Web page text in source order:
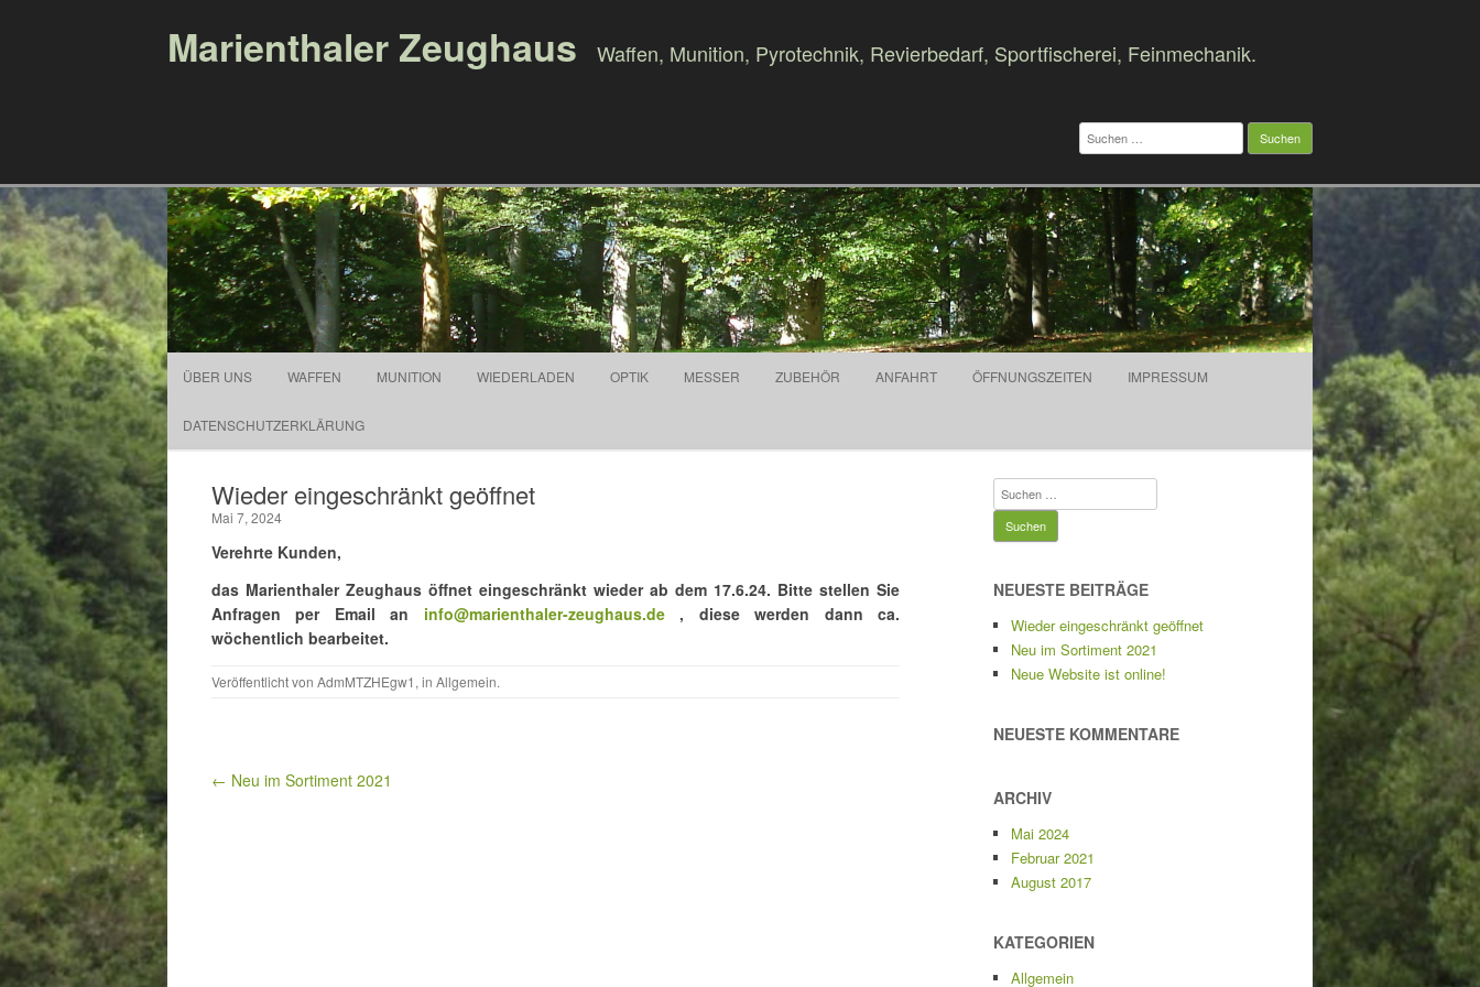
Marienthaler Zeughaus Waffen, Munition, Pyrotechnik, Revierbedarf, Sportfischerei, Feinmechanik.
Suchen
nach:
ÜBER UNS WAFFEN MUNITION WIEDERLADEN OPTIK MESSER ZUBEHÖR ANFAHRT ÖFFNUNGSZEITEN IMPRESSUM
DATENSCHUTZERKLÄRUNG
Wieder eingeschränkt geöffnet
Mai 7, 2024
Verehrte Kunden,
das Marienthaler Zeughaus öffnet eingeschränkt wieder ab dem 17.6.24. Bitte stellen Sie
Anfragen per Email an info@marienthaler-zeughaus.de, diese
werden dann ca.
wöchentlich bearbeitet.
Veröffentlicht von AdmMTZHEgw1 , in Allgemein.
Beitragsnavigation
← Neu im Sortiment 2021
Suchen
nach:
NEUESTE BEITRÄGE
Wieder eingeschränkt geöffnet
Neu im Sortiment 2021
Neue Website ist online!
NEUESTE KOMMENTARE
ARCHIV
Mai 2024
Februar 2021
August 2017
KATEGORIEN
Allgemein